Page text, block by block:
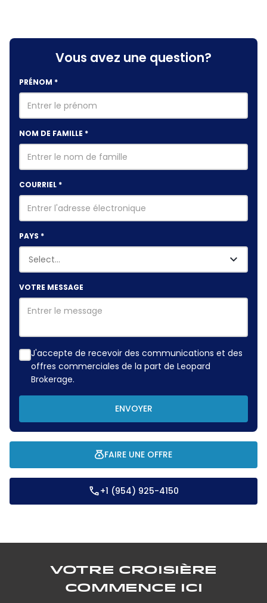
Vous avez une question?
PRÉNOM *
NOM DE FAMILLE *
COURRIEL *
PAYS *
VOTRE MESSAGE
J'accepte de recevoir des communications et des
offres commerciales de la part de Leopard
Brokerage.
ENVOYER
FAIRE UNE OFFRE
+1 (954) 925-4150
Votre croisière
commence ici